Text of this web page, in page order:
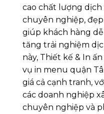
cao chất lượng
chuyên nghiệp,
giúp khách hàng
tăng trải nghiệm
này, Thiết kế & In
vụ in menu quận
giá cả cạnh tranh,
các doanh nghiệp
chuyên nghiệp và